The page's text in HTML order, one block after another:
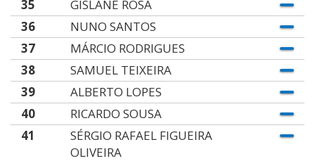
35
GISLANE ROSA
36
NUNO SANTOS
37
MÁRCIO RODRIGUES
38
SAMUEL TEIXEIRA
39
ALBERTO LOPES
40
RICARDO SOUSA
41
SÉRGIO RAFAEL FIGUEIRA
OLIVEIRA